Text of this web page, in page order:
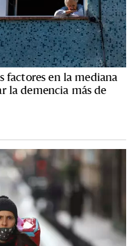
en la mediana
la demencia más de